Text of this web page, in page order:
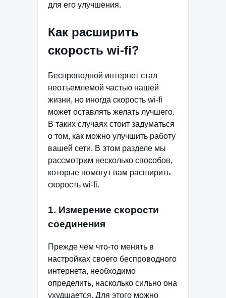
для его улучшения.
Как расширить
скорость wi-fi?
Беспроводной интернет стал
неотъемлемой частью нашей
жизни, но иногда скорость wi-fi
может оставлять желать лучшего.
В таких случаях стоит задуматься
о том, как можно улучшить работу
вашей сети. В этом разделе мы
рассмотрим несколько способов,
которые помогут вам расширить
скорость wi-fi.
1. Измерение скорости
соединения
Прежде чем что-то менять в
настройках своего беспроводного
интернета, необходимо
определить, насколько сильно она
ухудшается. Для этого можно